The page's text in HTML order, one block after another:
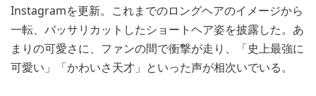
Instagramを更新。これまでのロングヘアのイメージから
一転、バッサリカットしたショートヘア姿を披露した。あ
まりの可愛さに、ファンの間で衝撃が走り、「史上最強に
可愛い」「かわいさ天才」といった声が相次いでいる。